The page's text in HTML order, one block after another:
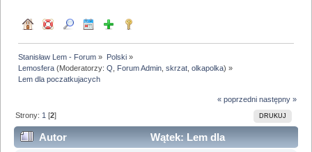
Stanisław Lem - Forum » Polski»
Lemosfera (Moderatorzy:Q Forum Admin ,skrzat ,olkapolka) »
Lem dla poczatkujacych
« poprzedni następny »
DRUKUJ
Strony: 1 [2]
Autor
Wątek: Lem dla